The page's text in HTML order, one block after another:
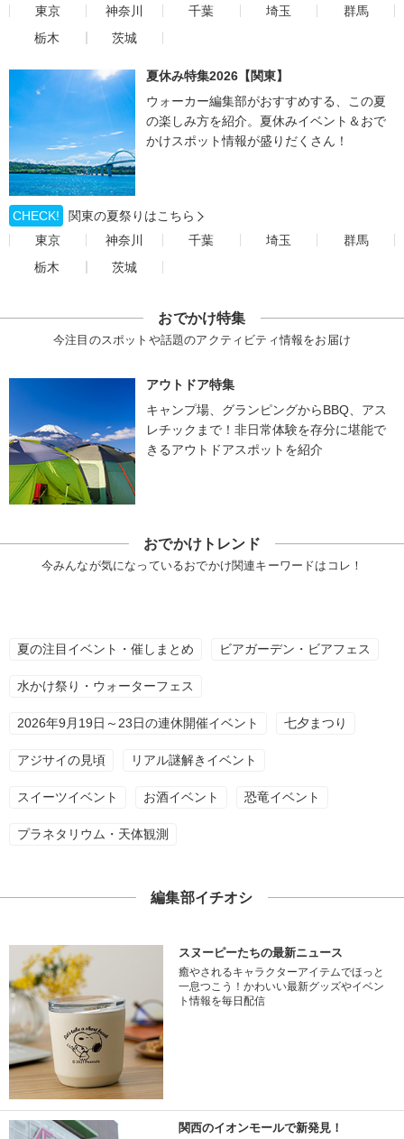
東京
神奈川 千葉 埼玉
群馬
栃木
茨城
夏休み特集2026【関東】
ウォーカー編集部がおすすめする、この夏
の楽しみ方を紹介。夏休みイベント＆おで
かけスポット情報が盛りだくさん！
CHECK!
関東の夏祭りはこちら
東京
神奈川 千葉 埼玉
群馬
栃木
茨城
おでかけ特集
今注目のスポットや話題のアクティビティ情報をお届け
アウトドア特集
キャンプ場、グランピングからBBQ、アス
レチックまで！非日常体験を存分に堪能で
きるアウトドアスポットを紹介
おでかけトレンド
今みんなが気になっているおでかけ関連キーワードはコレ！
夏の注目イベント・催しまとめ ビアガーデン・ビアフェス
水かけ祭り・ウォーターフェス
2026年9月19日～23日の連休開催イベント 七夕まつり
アジサイの見頃 リアル謎解きイベント
スイーツイベント お酒イベント 恐竜イベント
プラネタリウム・天体観測
編集部イチオシ
スヌーピーたちの最新ニュース
癒やされるキャラクターアイテムでほっと
一息つこう！かわいい最新グッズやイベン
ト情報を毎日配信
関西のイオンモールで新発見！